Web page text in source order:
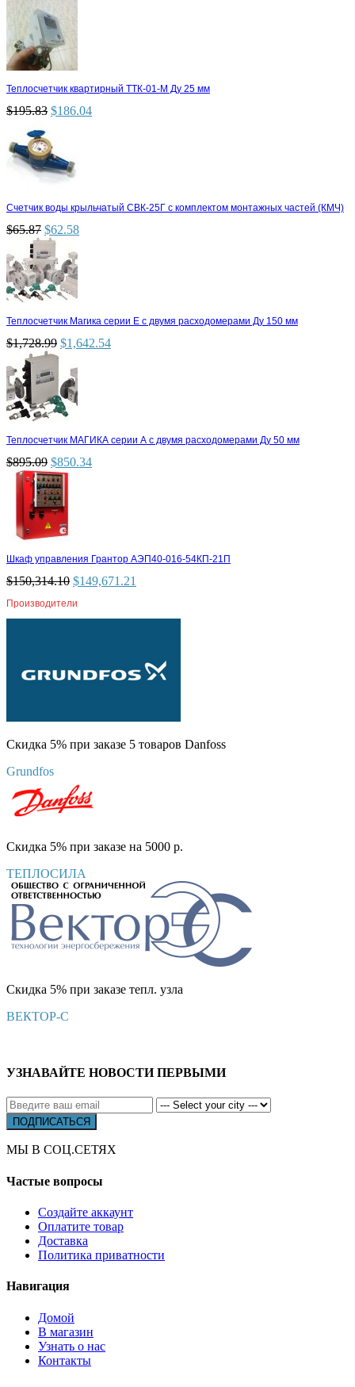
Теплосчетчик квартирный ТТК-01-М Ду 25 мм
$195.83 $186.04
Счетчик воды крыльчатый СВК-25Г с комплектом монтажных частей (КМЧ)
$65.87 $62.58
Теплосчетчик Магика серии Е с двумя расходомерами Ду 150 мм
$1,728.99 $1,642.54
Теплосчетчик МАГИКА серии А с двумя расходомерами Ду 50 мм
$895.09 $850.34
Шкаф управления Грантор АЭП40-016-54КП-21П
$150,314.10 $149,671.21
Производители
Скидка 5% при заказе 5 товаров Danfoss
Grundfos
Скидка 5% при заказе на 5000 р.
ТЕПЛОСИЛА
Скидка 5% при заказе тепл. узла
ВЕКТОР-С
УЗНАВАЙТЕ НОВОСТИ ПЕРВЫМИ
МЫ В СОЦ.СЕТЯХ
Частые вопросы
Создайте аккаунт
Оплатите товар
Доставка
Политика приватности
Навигация
Домой
В магазин
Узнать о нас
Контакты